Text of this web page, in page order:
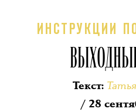
ИНСТРУКЦИИ
Текст:
/ 28